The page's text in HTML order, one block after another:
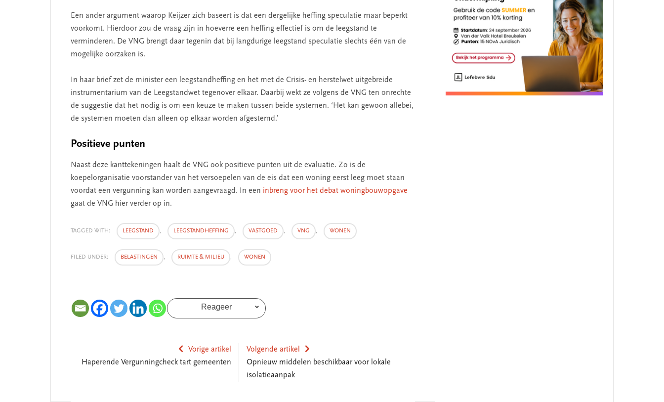
Een ander argument waarop Keijzer zich baseert is dat een dergelijke heffing speculatie maar beperkt
voorkomt. Hierdoor zou de vraag zijn in hoeverre een heffing effectief is om de leegstand te
verminderen. De VNG brengt daar tegenin dat bij langdurige leegstand speculatie slechts één van de
mogelijke oorzaken is.
In haar brief zet de minister een leegstandheffing en het met de Crisis- en herstelwet uitgebreide
instrumentarium van de Leegstandwet tegenover elkaar. Daarbij wekt ze volgens de VNG ten onrechte
de suggestie dat het nodig is om een keuze te maken tussen beide systemen. ‘Het kan gewoon allebei,
de systemen moeten dan alleen op elkaar worden afgestemd.’
Positieve punten
Naast deze kanttekeningen haalt de VNG ook positieve punten uit de evaluatie. Zo is de
koepelorganisatie voorstander van het versoepelen van de eis dat een woning eerst leeg moet staan
voordat een vergunning kan worden aangevraagd. In een inbreng voor het debat woningbouwopgave
gaat de VNG hier verder op in.
TAGGED WITH: LEEGSTAND , LEEGSTANDHEFFING , VASTGOED , VNG , WONEN
FILED UNDER: BELASTINGEN , RUIMTE & MILIEU , WONEN
Reageer
Vorige artikel
Haperende Vergunningcheck tart gemeenten
Volgende artikel
Opnieuw middelen beschikbaar voor lokale
isolatieaanpak